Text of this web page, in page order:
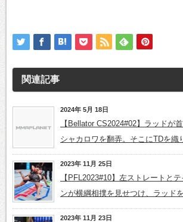
関連記事
2024年 5月 18日
【Bellator CS2024#02】ラッドが
シャカロワを翻弄。そこにTDを織
2023年 11月 25日
【PFL2023#10】左ストレートと
ンが横綱相撲を見せつけ、ラッド
2023年 11月 23日